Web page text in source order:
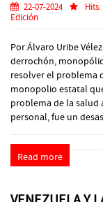
22-07-2024 Hits:
Edición
Por Álvaro Uribe
derrochón,
resolver el problema
monopolio estatal
problema de la salud
personal, fue un
Read more